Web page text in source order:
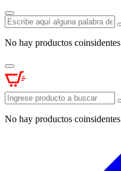
No hay productos coinsidentes
No hay productos coinsidentes